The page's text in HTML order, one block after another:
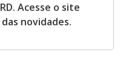
Acesse o site
novidades.